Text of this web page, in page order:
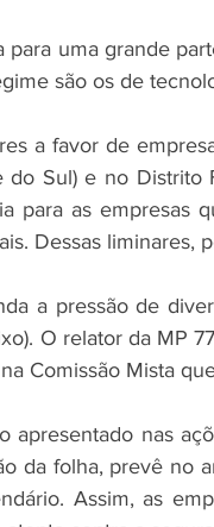
uma grande
são os de
a favor de
do Sul) e no Distrito
para as empresas
Dessas liminares,
a pressão de
O relator da MP
Comissão Mista
apresentado nas
da folha, prevê no
Assim, as